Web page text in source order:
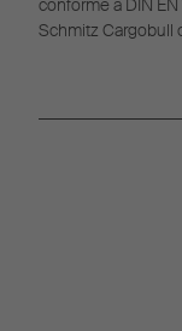
conforme a DIN
Schmitz Cargobull